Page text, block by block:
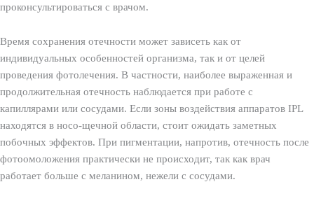
проконсультироваться с врачом.
Время сохранения отечности может зависеть как от
индивидуальных особенностей организма, так и от целей
проведения фотолечения. В частности, наиболее выраженная и
продолжительная отечность наблюдается при работе с
капиллярами или сосудами. Если зоны воздействия аппаратов IPL
находятся в носо-щечной области, стоит ожидать заметных
побочных эффектов. При пигментации, напротив, отечность после
фотоомоложения практически не происходит, так как врач
работает больше с меланином, нежели с сосудами.